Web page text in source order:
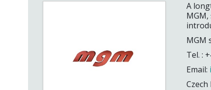
A
MGM
Tel. :
Email: